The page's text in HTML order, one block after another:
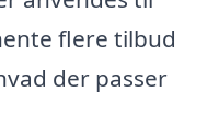
flere tilbud
der passer